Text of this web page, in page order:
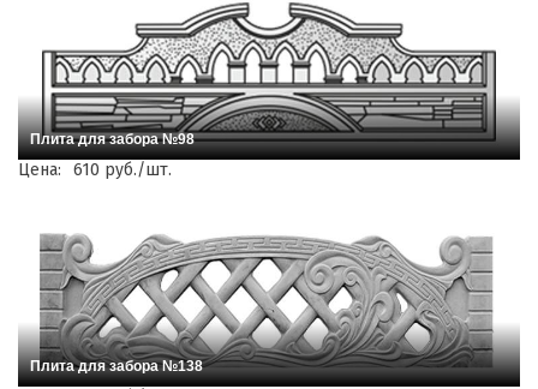
Плита для забора №98
Цена: 610 руб./шт.
Плита для забора №138